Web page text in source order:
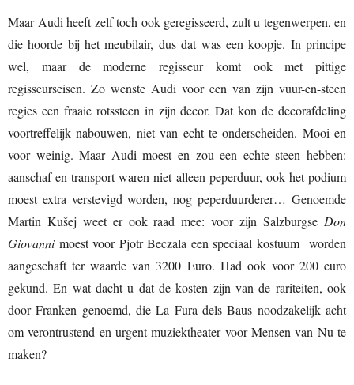
Maar Audi heeft zelf toch ook geregisseerd, zult u tegenwerpen, en
die hoorde bij het meubilair, dus dat was een koopje. In principe
wel, maar de moderne regisseur komt ook met pittige
regisseurseisen. Zo wenste Audi voor een van zijn vuur-en-steen
regies een fraaie rotssteen in zijn decor. Dat kon de decorafdeling
voortreffelijk nabouwen, niet van echt te onderscheiden. Mooi en
voor weinig. Maar Audi moest en zou een echte steen hebben:
aanschaf en transport waren niet alleen peperduur, ook het podium
moest extra verstevigd worden, nog peperduurderer… Genoemde
Martin Kušej weet er ook raad mee: voor zijn Salzburgse Don
Giovannimoest voor Pjotr Beczala een speciaal kostuum worden
aangeschaft ter waarde van 3200 Euro. Had ook voor 200 euro
gekund. En wat dacht u dat de kosten zijn van de rariteiten, ook
door Franken genoemd, die La Fura dels Baus noodzakelijk acht
om verontrustend en urgent muziektheater voor Mensen van Nu te
maken?